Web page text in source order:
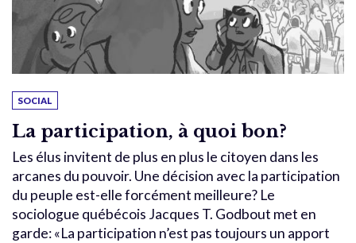
SOCIAL
La participation, à quoi bon?
Les élus invitent de plus en plus le citoyen dans les
arcanes du pouvoir. Une décision avec la participation
du peuple est-elle forcément meilleure? Le
sociologue québécois Jacques T. Godbout met en
garde: «La participation n’est pas toujours un apport